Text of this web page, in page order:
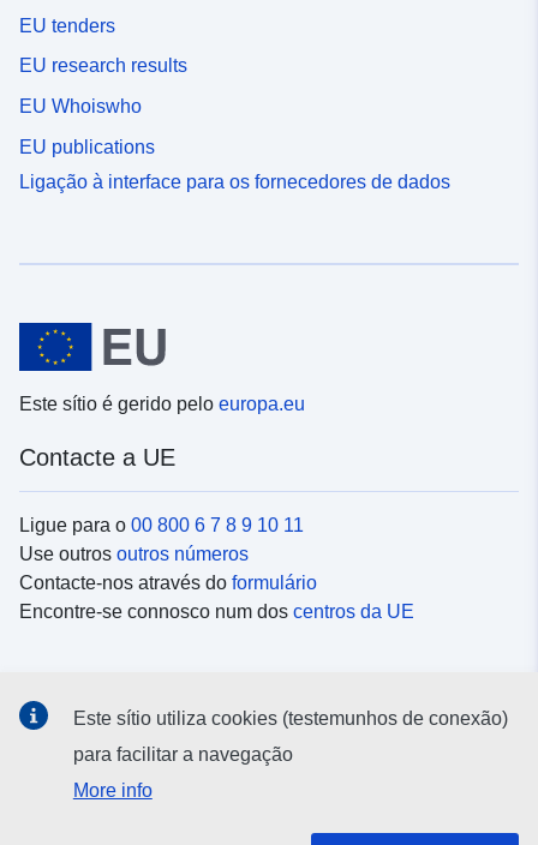
EU tenders
EU research results
EU Whoiswho
EU publications
Ligação à interface para os fornecedores de dados
Este sítio é gerido pelo europa.eu
Contacte a UE
Ligue para o 00 800 6 7 8 9 10 11
Use outros outros números
Contacte-nos através do formulário
Encontre-se connosco num dos centros da UE
Procure as contas da UE nasredes sociais
Este sítio utiliza cookies (testemunhos de conexão)
para facilitar a navegação
More info